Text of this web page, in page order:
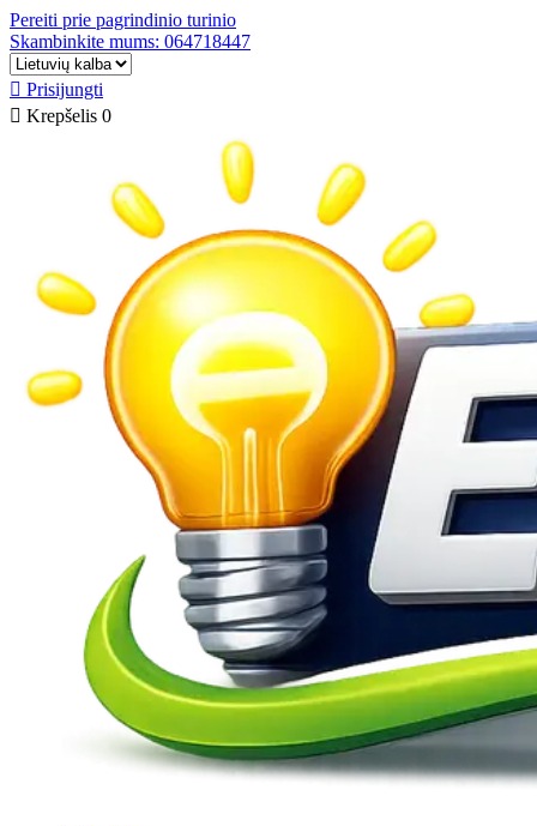
Pereiti prie pagrindinio turinio
Skambinkite mums: 064718447
 Prisijungti
 Krepšelis 0